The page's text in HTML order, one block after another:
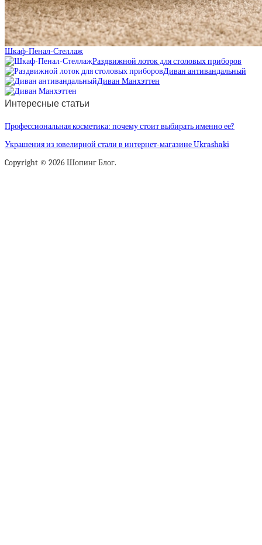
Шкаф-Пенал-Стеллаж
Раздвижной лоток для столовых приборов
Диван антивандальный
Диван Манхэттен
Интересные статьи
Профессиональная косметика: почему стоит выбирать именно ее?
Украшения из ювелирной стали в интернет-магазине Ukrashaki
Copyright © 2026 Шопинг Блог.